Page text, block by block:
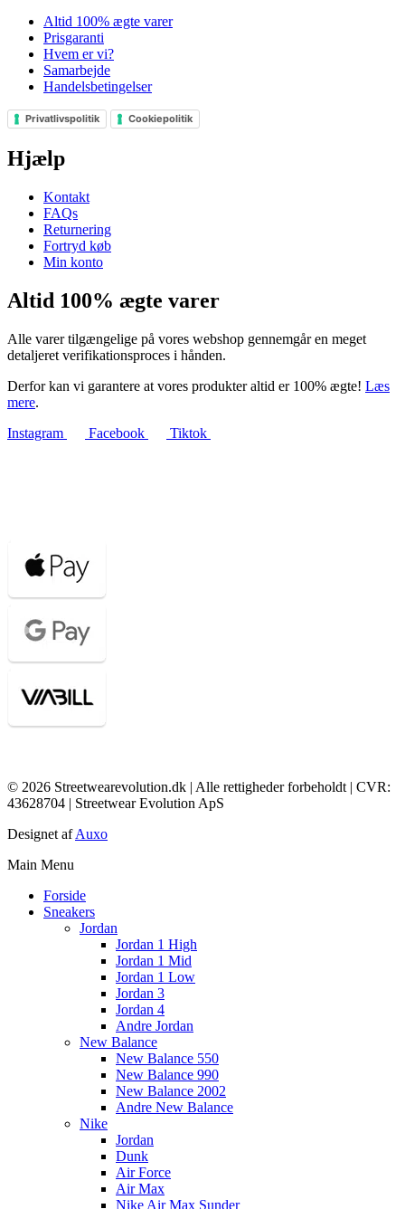
Altid 100% ægte varer
Prisgaranti
Hvem er vi?
Samarbejde
Handelsbetingelser
Privatlivspolitik Cookiepolitik
Hjælp
Kontakt
FAQs
Returnering
Fortryd køb
Min konto
Altid 100% ægte varer
Alle varer tilgængelige på vores webshop gennemgår en meget
detaljeret verifikationsproces i hånden.
Derfor kan vi garantere at vores produkter altid er 100% ægte! Læs
mere.
Instagram
Facebook Tiktok
© 2026 Streetwearevolution.dk | Alle rettigheder forbeholdt | CVR:
43628704 | Streetwear Evolution ApS
Designet afAuxo
Main Menu
Forside
Sneakers
Jordan
Jordan 1 High
Jordan 1 Mid
Jordan 1 Low
Jordan 3
Jordan 4
Andre Jordan
New Balance
New Balance 550
New Balance 990
New Balance 2002
Andre New Balance
Nike
Jordan
Dunk
Air Force
Air Max
Nike Air Max Sunder